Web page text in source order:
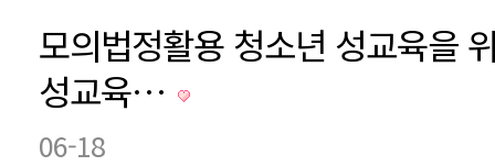
모의법정활용 청소년 성교육을
성교육…
06-18